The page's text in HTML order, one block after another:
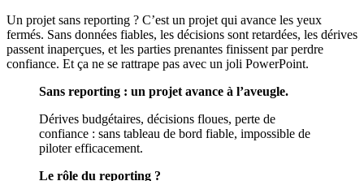
Un projet sans reporting ? C’est un projet qui avance les yeux
fermés. Sans données fiables, les décisions sont retardées, les dérives
passent inaperçues, et les parties prenantes finissent par perdre
confiance. Et ça ne se rattrape pas avec un joli PowerPoint.
Sans reporting : un projet avance à l’aveugle.
Dérives budgétaires, décisions floues, perte de
confiance : sans tableau de bord fiable, impossible de
piloter efficacement.
Le rôle du reporting ?